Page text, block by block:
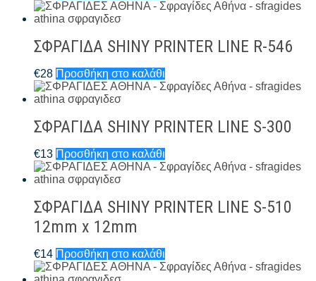
ΣΦΡΑΓΙΔΑ SHINY PRINTER LINE R-546
€28 Προσθήκη στο καλάθι
ΣΦΡΑΓΙΔΑ SHINY PRINTER LINE S-300
€13 Προσθήκη στο καλάθι
ΣΦΡΑΓΙΔΑ SHINY PRINTER LINE S-510
12mm x 12mm
€14 Προσθήκη στο καλάθι